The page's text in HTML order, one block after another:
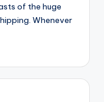
of the huge
Whenever